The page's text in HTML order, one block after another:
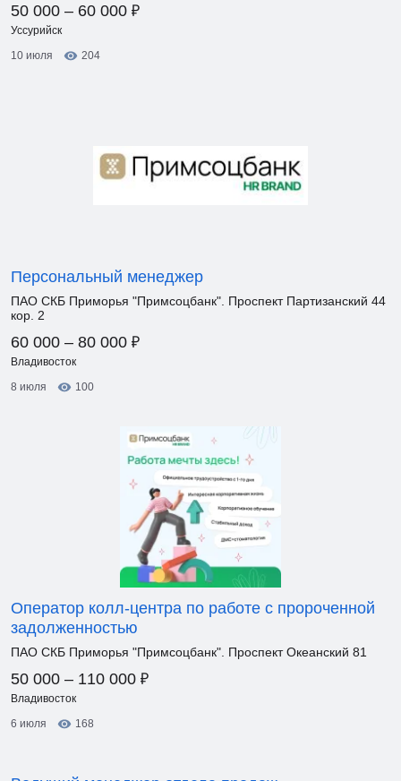
50 000 – 60 000 ₽
Уссурийск
10 июля
204
Персональный менеджер
ПАО СКБ Приморья "Примсоцбанк". Проспект Партизанский 44
кор. 2
60 000 – 80 000 ₽
Владивосток
8 июля
100
Оператор колл-центра по работе с пророченной
задолженностью
ПАО СКБ Приморья "Примсоцбанк". Проспект Океанский 81
50 000 – 110 000 ₽
Владивосток
6 июля
168